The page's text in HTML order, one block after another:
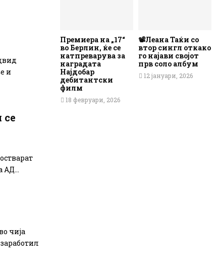
и
АД...
чија
Премиера на „17“
во Берлин, ќе се
натпреварува за
наградата
Најдобар
дебитантски
филм
18 февруари, 2026
📽️Леана Таќи со
втор сингл откако
го најави својот
прв соло албум
12 јануари, 2026